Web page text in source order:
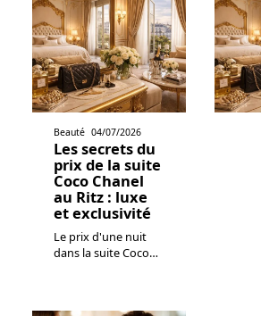
Beauté 04/07/2026
Les secrets du
prix de la suite
Coco Chanel
au Ritz : luxe
et exclusivité
Le prix d'une nuit
dans la suite Coco…